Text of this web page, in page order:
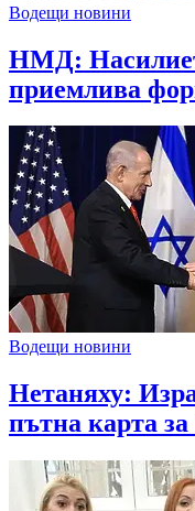
Водещи новини
НМД:
приемлива
Водещи новини
Нетаняху:
пътна карта за